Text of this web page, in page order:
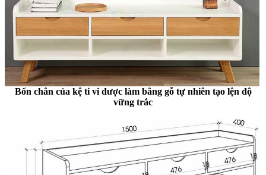
Bốn chân của kệ ti vi được làm bằng gỗ tự nhiên tạo lện độ
vững trắc